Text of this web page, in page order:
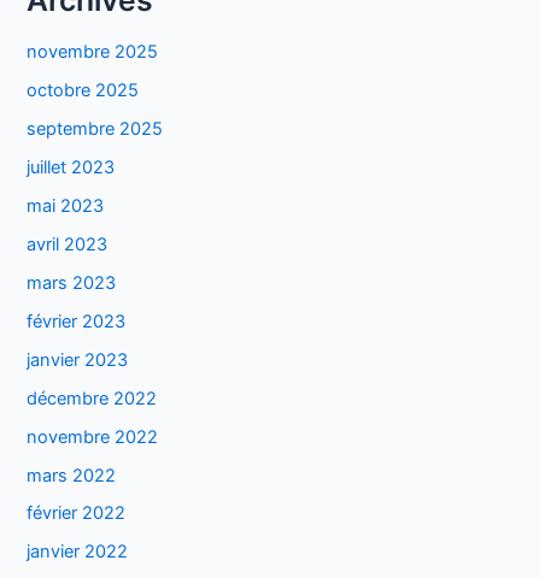
novembre 2025
octobre 2025
septembre 2025
juillet 2023
mai 2023
avril 2023
mars 2023
février 2023
janvier 2023
décembre 2022
novembre 2022
mars 2022
février 2022
janvier 2022